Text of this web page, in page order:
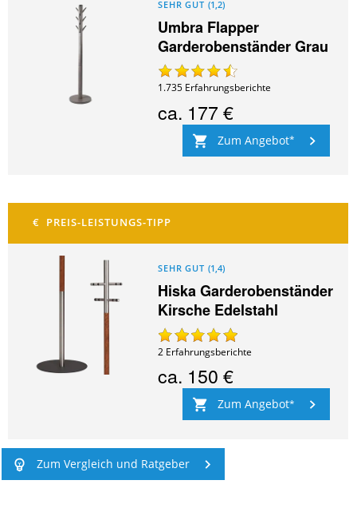
SEHR GUT (1,2)
Umbra Flapper
Garderobenständer Grau
1.735 Erfahrungsberichte
ca. 177 €
Zum Angebot
SEHR GUT (1,4)
Hiska Garderobenständer
Kirsche Edelstahl
2 Erfahrungsberichte
ca. 150 €
Zum Angebot
Zum Vergleich und Ratgeber